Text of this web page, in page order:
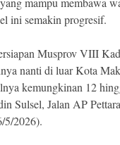
ini semakin progresif.
Musprov VIII
nanti di luar Kota
kemungkinan 12
Sulsel, Jalan AP
5/2026).